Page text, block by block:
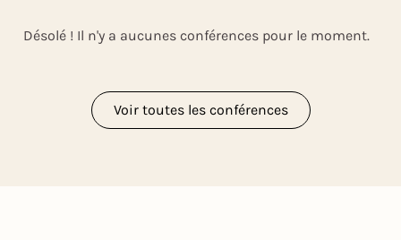
Désolé ! Il n'y a aucunes conférences pour le moment.
Voir toutes les conférences